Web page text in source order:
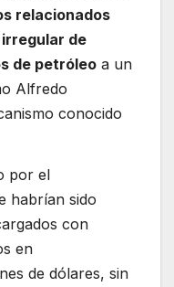
relacionados
de
de petróleo a un
Alfredo
conocido
por el
habrían sido
con
en
de dólares, sin